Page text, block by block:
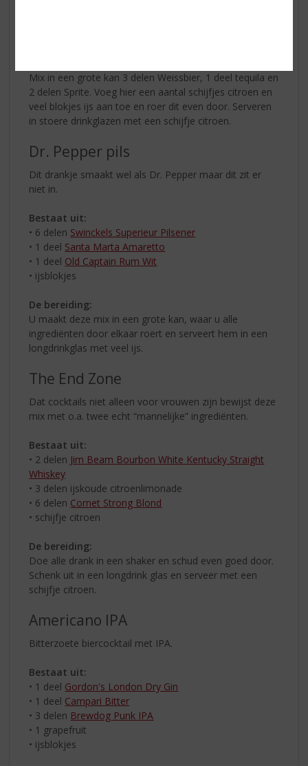
Mix in een grote kan 3 delen Weissbier, 1 deel tequila en
2 delen Sprite. Voeg hier een aantal schijfjes citroen en
veel blokjes ijs aan toe en roer dit even door. Serveren
in stoere drinkglazen met een schijfje citroen.
Dr. Pepper pils
Dit drankje smaakt wel als Dr. Pepper maar dit zit er
niet in.
Bestaat uit:
• 6 delen Swinckels Superieur Pilsener
• 1 deel Santa Marta Amaretto
• 1 deel Old Captain Rum Wit
• ijsblokjes
De bereiding:
U maakt deze mix in een grote kan, waar u alle
ingrediënten door elkaar roert en serveert hem in een
longdrinkglas met veel ijs.
The End Zone
Dat cocktails niet alleen voor vrouwen zijn bewijst deze
mix met o.a. twee echt “mannelijke” ingrediënten.
Bestaat uit:
• 2 delen Jim Beam Bourbon White Kentucky Straight
Whiskey
• 3 delen ijskoude citroenlimonade
• 6 delen Cornet Strong Blond
• schijfje citroen
De bereiding:
Doe alle drank in een shaker en schud even goed door.
Schenk uit in een longdrink glas en serveer met een
schijfje citroen.
Americano IPA
Bitterzoete biercocktail met IPA.
Bestaat uit:
• 1 deel Gordon's London Dry Gin
• 1 deel Campari Bitter
• 3 delen Brewdog Punk IPA
• 1 grapefruit
• ijsblokjes